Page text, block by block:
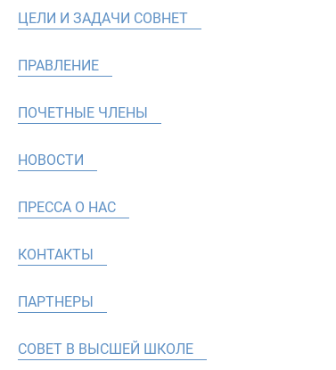
ЦЕЛИ И ЗАДАЧИ СОВНЕТ
ПРАВЛЕНИЕ
ПОЧЕТНЫЕ ЧЛЕНЫ
НОВОСТИ
ПРЕССА О НАС
КОНТАКТЫ
ПАРТНЕРЫ
СОВЕТ В ВЫСШЕЙ ШКОЛЕ